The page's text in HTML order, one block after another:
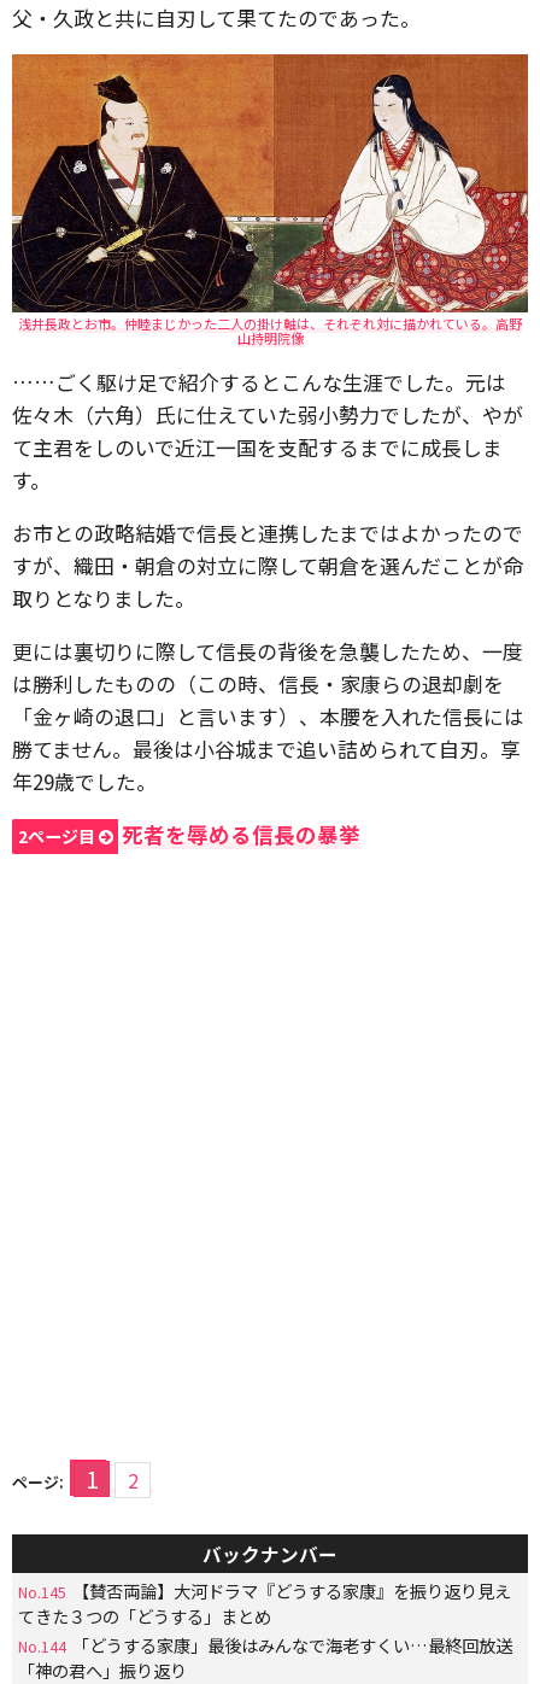
父・久政と共に自刃して果てたのであった。
浅井長政とお市。仲睦まじかった二人の掛け軸は、それぞれ対に描かれている。高野
山持明院像
……ごく駆け足で紹介するとこんな生涯でした。元は
佐々木（六角）氏に仕えていた弱小勢力でしたが、やが
て主君をしのいで近江一国を支配するまでに成長しま
す。
お市との政略結婚で信長と連携したまではよかったので
すが、織田・朝倉の対立に際して朝倉を選んだことが命
取りとなりました。
更には裏切りに際して信長の背後を急襲したため、一度
は勝利したものの（この時、信長・家康らの退却劇を
「金ヶ崎の退口」と言います）、本腰を入れた信長には
勝てません。最後は小谷城まで追い詰められて自刃。享
年29歳でした。
2ページ目 死者を辱める信長の暴挙
ページ: 1 2
バックナンバー
No.145
【賛否両論】大河ドラマ『どうする家康』を振り返り見え
てきた３つの「どうする」まとめ
No.144
「どうする家康」最後はみんなで海老すくい…最終回放送
「神の君へ」振り返り